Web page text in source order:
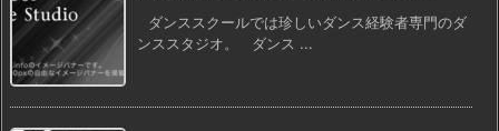
ダンススクールでは珍しいダンス経験者専門のダ
ンススタジオ。 ダンス ...